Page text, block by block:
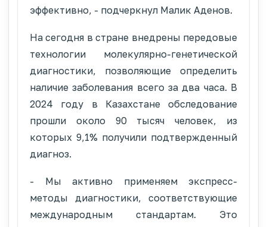
эффективно, - подчеркнул Малик Аденов.
На сегодня в стране внедрены передовые
технологии молекулярно-генетической
диагностики, позволяющие определить
наличие заболевания всего за два часа. В
2024 году в Казахстане обследование
прошли около 90 тысяч человек, из
которых 9,1% получили подтвержденный
диагноз.
- Мы активно применяем экспресс-
методы диагностики, соответствующие
международным стандартам. Это